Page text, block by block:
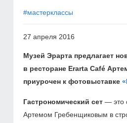
#мастерклассы
27 апреля 2016
Музей Эрарта предлагает
в ресторане Erarta Café
приурочен к фотовыставке
Гастрономический сет — это
Артемом Гребенщиковым в